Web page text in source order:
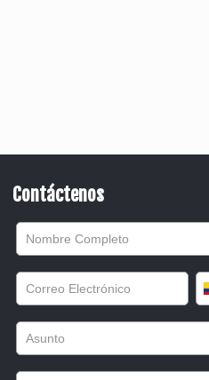
Contáctenos